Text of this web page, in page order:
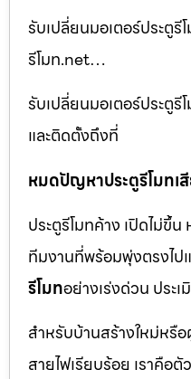
รับเปลี่ยนมอเตอร์ประตูรี
รีโมท.net…
รับเปลี่ยนมอเตอร์ประตูรี
และติดตั้งถึงที่
หมดปัญหาประตูรีโมทเ
ประตูรีโมทค้าง เปิดไม่ขึ้
ทีมงานที่พร้อมพุ่งตรงไ
รีโมทอย่างเร่งด่วน ประ
สำหรับบ้านสร้างใหม่หรื
สายไฟเรียบร้อย เราคือตั